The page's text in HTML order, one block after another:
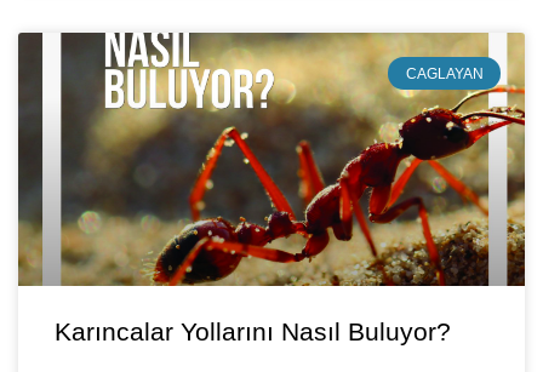
CAGLAYAN
Karıncalar Yollarını Nasıl Buluyor?